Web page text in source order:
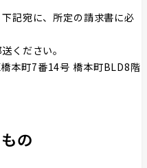
記宛に、所定の請求書に必
ください。
本町7番14号 橋本町BLD8階
の